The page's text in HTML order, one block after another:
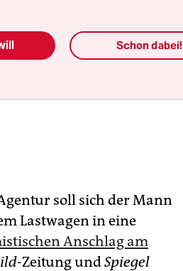
soll sich der Mann
Lastwagen in eine
Anschlag am
-Zeitung undSpiegel
Schon dabei!